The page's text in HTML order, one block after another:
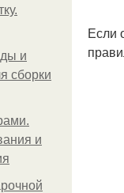
и
сборки
и
Если